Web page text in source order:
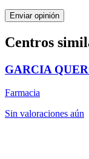
Enviar opinión
Centros
GARCIA
Farmacia
Sin valoraciones aún